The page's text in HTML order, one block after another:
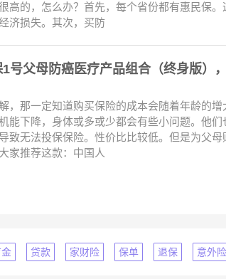
高的，怎么办？首先，每个省份都有惠民保
济损失。其次，买防
号父母防癌医疗产品组合（终身版）
，那一定知道购买保险的成本会随着年龄的
能下降，身体或多或少都会有些小问题。他
致无法投保保险。性价比比较低。但是为父
家推荐这款：中国人
贷款 家财险 保单 退保 意外险